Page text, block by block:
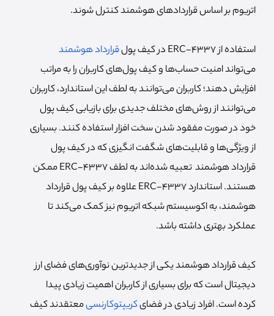
اتریوم بر اساس قراردادهای هوشمند کنترل شوند.
استفاده از ERC-4337 در کیف پول
قرارداد هوشمند
می‌تواند امنیت حساب‌ها و کیف پول‌های کاربران را به مراتب
افزایش دهند؛ کاربران می‌توانند به لطف این استاندارد، کاربران
می‌توانند از روش‌های مختلف جدیدی برای بازیابی کیف پول
خود در صورت مفقود شدن سخت افزار استفاده کنند. بسیاری
از ویژگی‌ها و قابلیت‌های شگفت انگیزی که در کیف پول
قرارداد هوشمند تعبیه شده‌اند به لطف ERC-4337 ممکن
هستند. استاندارد ERC-4337 علاوه بر کیف پول قرارداد
هوشمند، به اکوسیستم شبکه اتریوم نیز کمک می‌کند تا
عملکرد بهتری داشته باشد.
کیف قرارداد هوشمند یکی از جدیدترین نوآوری‌های فضای ارز
دیجیتال است که برای بسیاری از کاربران اهمیت زیادی پیدا
کرده است. افراد زیادی در فضایکریپتوکارنسیمعتقدند کیف